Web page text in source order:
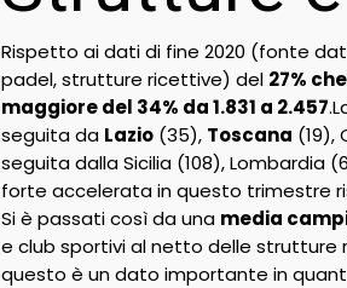
Rispetto ai dati di fine 2020 (fonte
padel, strutture ricettive) del 27%
maggiore del 34% da 1.831 a 2.457
seguita da Lazio(35), Toscana (19),
seguita dalla Sicilia (108),
forte accelerata in questo trimestre
Si è passati così da una media
e club sportivi al netto delle strutture
questo è un dato importante in